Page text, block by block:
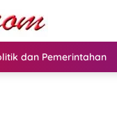
dan Pemerintahan